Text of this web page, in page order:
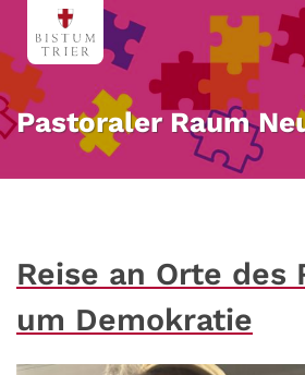
Zum Inhalt springen
Pastoraler Raum
Reise an Orte des
um Demokratie